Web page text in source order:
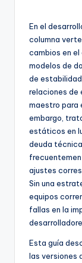
si
&
S
o
w
En el
columna
cambios en
modelos de
de
relaciones de
maestro para
embargo,
estáticos en
deuda
ajustes
Sin una
equipos
fallas en la
Esta guía
las versiones